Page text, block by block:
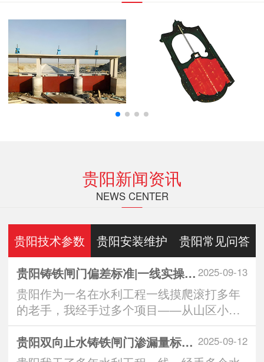
贵阳新闻资讯
NEWS CENTER
贵阳技术参数 贵阳安装维护 贵阳常见问答
2025-09-13
贵阳铸铁闸门偏差标准|一线实操全解析：从生产到安装的3大重要控制点
贵阳作为一名在水利工程一线摸爬滚打多年
的老手，我经手过多个项目——从山区小水
库到城市排水···
2025-09-12
贵阳双向止水铸铁闸门渗漏量标准｜实操派*看的“零漏”硬核指南